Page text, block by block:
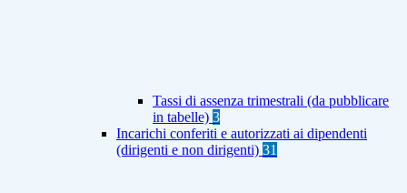
Tassi di assenza trimestrali (da pubblicare
in tabelle) 3
Incarichi conferiti e autorizzati ai dipendenti
(dirigenti e non dirigenti) 31